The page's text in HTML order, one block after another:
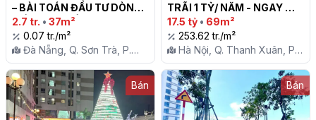
– BÀI TOÁN ĐẦU TƯ DÒNG
TIỀN MẶT BIỂN MỸ KHÊ
2.7 tr. • 37m²
0.07 tr./m²
Đà Nẵng, Q. Sơn Trà, P.
Mân Thái
TRÃI 1 TỶ/ NĂM - NGAY
SÁT ĐƯỜNG LỚN - 69M2 -
7 TẦNG THANG MÁY - 17.5
TỶ
17.5 tỷ • 69m²
253.62 tr./m²
Hà Nội, Q. Thanh Xuân, P.
Thanh Xuân Trung
Bán
Bán